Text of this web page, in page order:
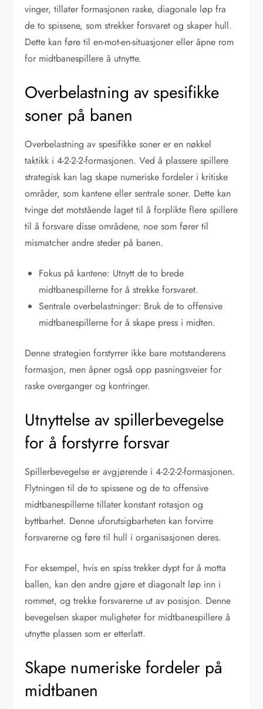
vinger, tillater formasjonen raske, diagonale løp fra
de to spissene, som strekker forsvaret og skaper hull.
Dette kan føre til en-mot-en-situasjoner eller åpne rom
for midtbanespillere å utnytte.
Overbelastning av spesifikke
soner på banen
Overbelastning av spesifikke soner er en nøkkel
taktikk i 4-2-2-2-formasjonen. Ved å plassere spillere
strategisk kan lag skape numeriske fordeler i kritiske
områder, som kantene eller sentrale soner. Dette kan
tvinge det motstående laget til å forplikte flere spillere
til å forsvare disse områdene, noe som fører til
mismatcher andre steder på banen.
Fokus på kantene: Utnytt de to brede
midtbanespillerne for å strekke forsvaret.
Sentrale overbelastninger: Bruk de to offensive
midtbanespillerne for å skape press i midten.
Denne strategien forstyrrer ikke bare motstanderens
formasjon, men åpner også opp pasningsveier for
raske overganger og kontringer.
Utnyttelse av spillerbevegelse
for å forstyrre forsvar
Spillerbevegelse er avgjørende i 4-2-2-2-formasjonen.
Flytningen til de to spissene og de to offensive
midtbanespillerne tillater konstant rotasjon og
byttbarhet. Denne uforutsigbarheten kan forvirre
forsvarerne og føre til hull i organisasjonen deres.
For eksempel, hvis en spiss trekker dypt for å motta
ballen, kan den andre gjøre et diagonalt løp inn i
rommet, og trekke forsvarerne ut av posisjon. Denne
bevegelsen skaper muligheter for midtbanespillere å
utnytte plassen som er etterlatt.
Skape numeriske fordeler på
midtbanen